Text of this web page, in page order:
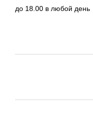
до 18.00 в любой день